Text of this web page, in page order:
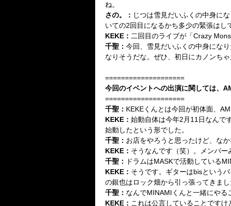
ね。
さの。
： じつは雪見だいふくの中身に
いての2回目になるかち多少の緊張はし
KEKE ： 二回目のライブが「Crazy
千聖 ： 今回、雪見だいふくの中身にな
なりそうだな。ぜひ、初日にカノンち
====================
今回のイベントへの出演に関しては、
====================
千聖 ： KEKEくんとは今回が初体面、
KEKE ： 始動自体は今年2月11日なんで
始動したという形でした。
千聖 ： お店をやろうと思ったけど、な
KEKE ： そうなんです（笑）。メンバー
千聖 ：
ドラムはMASKで活動している
KEKE ： そうです。ギターはbisという
の銀也はロック畑から引っ張ってきまし
千聖 ： なんでMINAMIくんと一緒にやる
KEKE ： これは公言していることです